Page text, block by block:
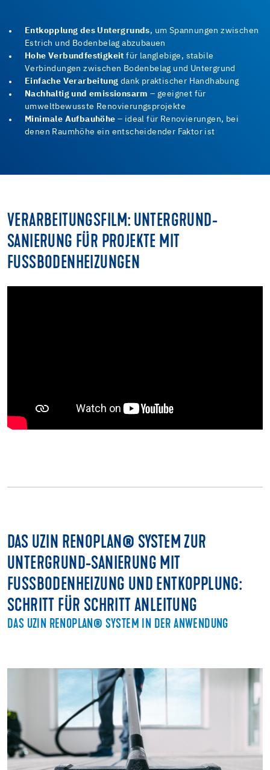
Entkopplung des Untergrunds, um Spannungen zwischen
Estrich und Bodenbelag abzubauen
Hohe Verbundfestigkeit für langlebige, stabile
Verbindungen zwischen Bodenbelag und Untergrund
Einfache Verarbeitung dank praktischer Handhabung
Nachhaltig und emissionsarm – geeignet für
umweltbewusste Renovierungsprojekte
Minimale Aufbauhöhe – ideal für Renovierungen, bei
denen Raumhöhe ein entscheidender Faktor ist
VERARBEITUNGSFILM: UNTERGRUND-
SANIERUNG FÜR PROJEKTE MIT
FUSSBODENHEIZUNGEN
DAS UZIN RENOPLAN® SYSTEM ZUR
UNTERGRUND-SANIERUNG MIT
FUSSBODENHEIZUNG UND ENTKOPPLUNG:
SCHRITT FÜR SCHRITT ANLEITUNG
DAS UZIN RENOPLAN® SYSTEM IN DER ANWENDUNG